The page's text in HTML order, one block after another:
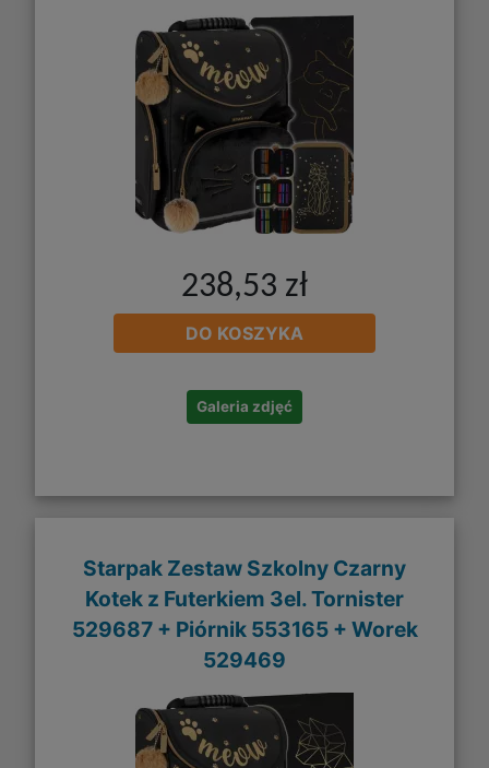
238,53 zł
DO KOSZYKA
Galeria zdjęć
Starpak Zestaw Szkolny Czarny
Kotek z Futerkiem 3el. Tornister
529687 + Piórnik 553165 + Worek
529469